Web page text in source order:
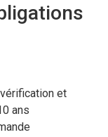
et
ans